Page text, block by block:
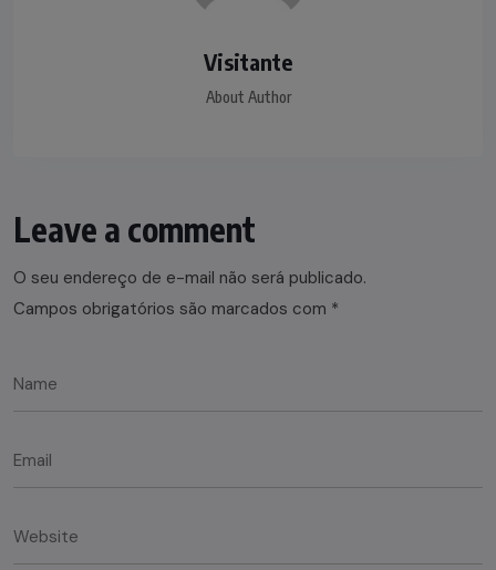
Visitante
About Author
Leave a comment
O seu endereço de e-mail não será publicado.
Campos obrigatórios são marcados com *